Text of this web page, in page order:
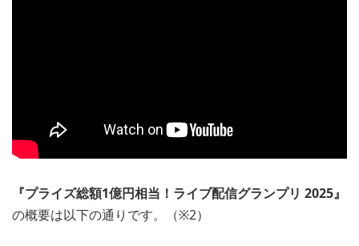
『プライズ総額1億円相当！ライブ配信グランプリ 2025』
の概要は以下の通りです。（※2）